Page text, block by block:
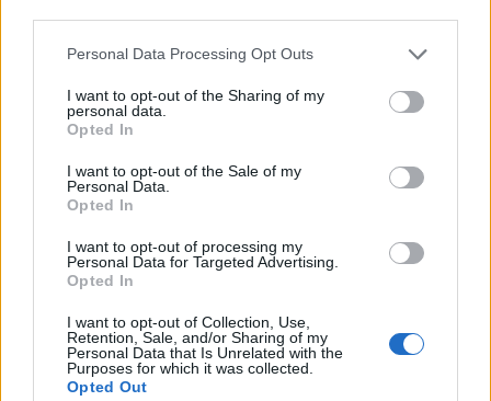
Please note that this website/app uses one or more Google
not limited to your visit or usage behaviour. You may click to
grant or deny consent to Google and its third-party tags to
use your data for below specified purposes in below Google
consent section.
Personal Data Processing Opt Outs
I want to opt-out of the Sharing of my
personal data.
Opted In
I want to opt-out of the Sale of my
Personal Data.
Opted In
I want to opt-out of processing my
Personal Data for Targeted Advertising.
Opted In
I want to opt-out of Collection, Use,
Retention, Sale, and/or Sharing of my
Personal Data that Is Unrelated with the
Purposes for which it was collected.
Opted Out
Una Rissa Come Diversivo per la
Fuga
Secondo le prime ricostruzioni, i tre evasi hanno
sfruttato il caos scatenato da una maxirissa che ha
coinvolto almeno cinquanta detenuti. I tre giovani di
nazionalità tunisina sono riusciti a scavalcare il muro
Immediatamente, le autorità hanno diffuso le foto dei
fuggitivi a tutte le pattuglie delle forze dell’ordine,
aumentando la sorveglianza nelle stazioni